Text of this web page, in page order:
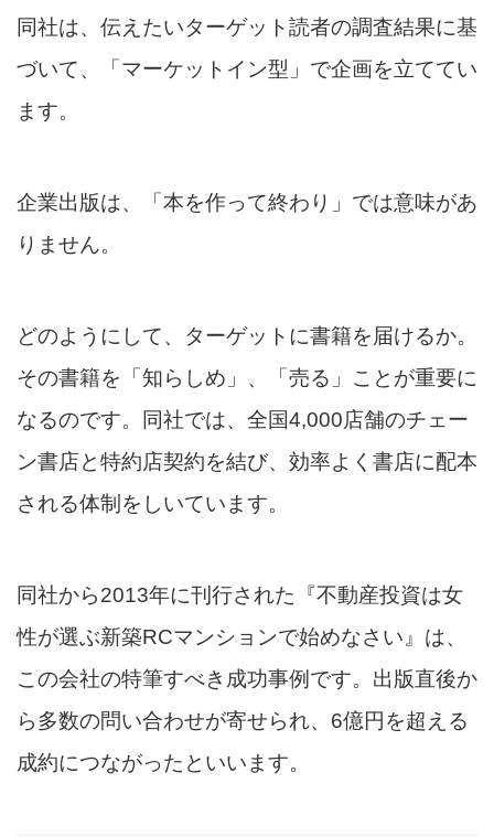
同社は、伝えたいターゲット読者の調査結果に基
づいて、「マーケットイン型」で企画を立ててい
ます。
企業出版は、「本を作って終わり」では意味があ
りません。
どのようにして、ターゲットに書籍を届けるか。
その書籍を「知らしめ」、「売る」ことが重要に
なるのです。同社では、全国4,000店舗のチェー
ン書店と特約店契約を結び、効率よく書店に配本
される体制をしいています。
同社から2013年に刊行された『不動産投資は女
性が選ぶ新築RCマンションで始めなさい』は、
この会社の特筆すべき成功事例です。出版直後か
ら多数の問い合わせが寄せられ、6億円を超える
成約につながったといいます。